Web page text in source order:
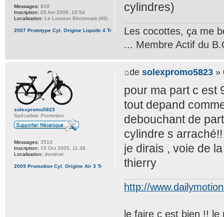
cylindres)
Les cocottes, ça me
... Membre Actif du
Messages: 918
Inscription: 05 Avr 2006, 16:54
Localisation: Le Louroux Béconnais (49)
2007 Prototype Cyl. Origine Liquide 4 Tr
de solexpromo5823 »
pour ma part c est
tout depand
debouchant de
cylindre s
je dirais , voie de
thierry
http://
le faire c est bien !!
solexpromo5823
Spécialiste Promotion
Messages: 3510
Inscription: 15 Oct 2005, 11:38
Localisation: domérat
2009 Promotion Cyl. Origine Air 3 Tr